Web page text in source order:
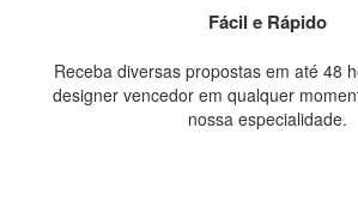
Fácil e Rápido
Receba diversas propostas em até 48
designer vencedor em qualquer
nossa especialidade.